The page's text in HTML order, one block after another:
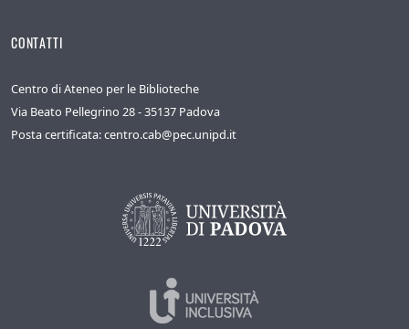
CONTATTI
Centro di Ateneo per le Biblioteche
Via Beato Pellegrino 28 - 35137 Padova
Posta certificata: centro.cab@pec.unipd.it